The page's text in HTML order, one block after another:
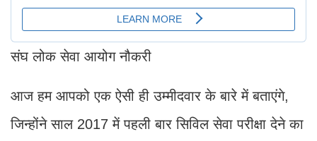
संघ लोक सेवा आयोग नौकरी
आज हम आपको एक ऐसी ही उम्मीदवार के बारे में बताएंगे,
जिन्होंने साल 2017 में पहली बार सिविल सेवा परीक्षा देने का